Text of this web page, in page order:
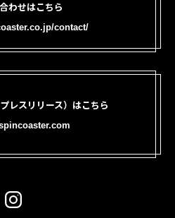
わせはこちら
contact/
レスリリース）はこちら